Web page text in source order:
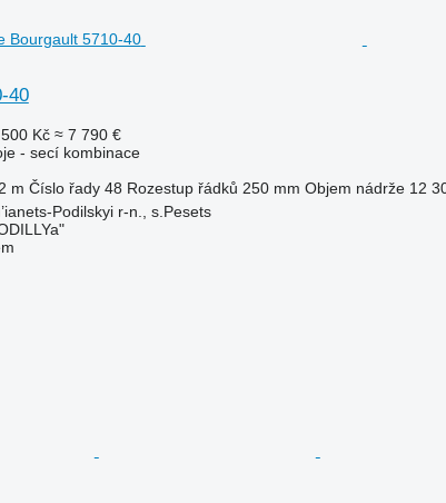
40
Kč ≈ 7 790 €
- secí kombinace
m Číslo řady 48 Rozestup řádků 250 mm Objem nádrže 12
Podilskyi r-n., s.Pesets